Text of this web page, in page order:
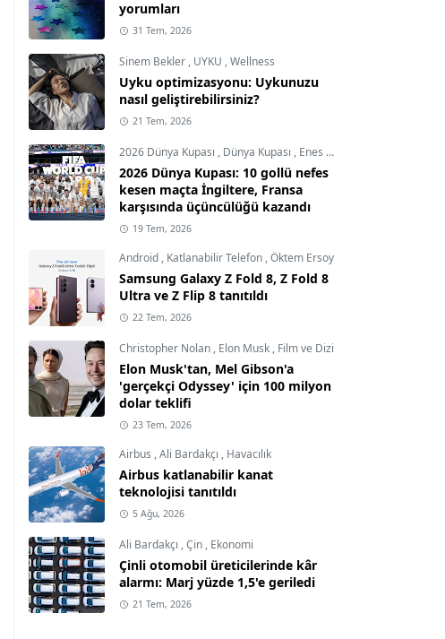
yorumları
31 Tem, 2026
Sinem Bekler , UYKU ,Wellness
Uyku optimizasyonu: Uykunuzu
nasıl geliştirebilirsiniz?
21 Tem, 2026
2026 Dünya Kupası , Dünya Kupası , Enes Demircioğlu
2026 Dünya Kupası: 10 gollü nefes
kesen maçta İngiltere, Fransa
karşısında üçüncülüğü kazandı
19 Tem, 2026
Android , Katlanabilir Telefon ,Öktem Ersoy
Samsung Galaxy Z Fold 8, Z Fold 8
Ultra ve Z Flip 8 tanıtıldı
22 Tem, 2026
Christopher Nolan , Elon Musk , Film ve Dizi
Elon Musk'tan, Mel Gibson'a
'gerçekçi Odyssey' için 100 milyon
dolar teklifi
23 Tem, 2026
Airbus ,Ali Bardakçı , Havacılık
Airbus katlanabilir kanat
teknolojisi tanıtıldı
5 Ağu, 2026
Ali Bardakçı ,Çin , Ekonomi
Çinli otomobil üreticilerinde kâr
alarmı: Marj yüzde 1,5'e geriledi
21 Tem, 2026